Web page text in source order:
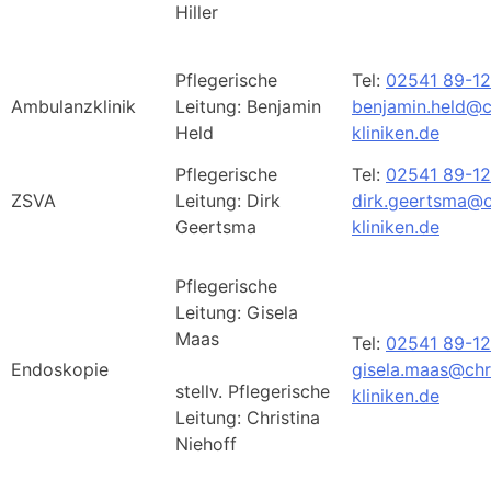
Hiller
Ambulanzklinik
Pflegerische
Leitung: Benjamin
Held
Tel: 02541 89-
kliniken.de
ZSVA
Pflegerische
Leitung: Dirk
Geertsma
Tel: 02541 89-
kliniken.de
Endoskopie
Pflegerische
Leitung: Gisela
Maas
stellv. Pflegerische
Leitung: Christina
Niehoff
Tel: 02541 89-
kliniken.de